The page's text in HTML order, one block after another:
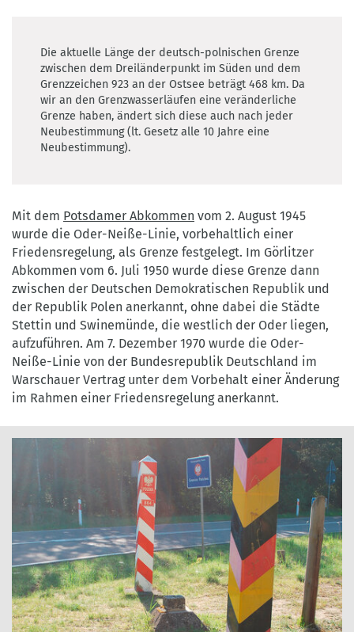
Die aktuelle Länge der deutsch-polnischen Grenze
zwischen dem Dreiländerpunkt im Süden und dem
Grenzzeichen 923 an der Ostsee beträgt 468 km. Da
wir an den Grenzwasserläufen eine veränderliche
Grenze haben, ändert sich diese auch nach jeder
Neubestimmung (lt. Gesetz alle 10 Jahre eine
Neubestimmung).
Mit dem Potsdamer Abkommen vom 2. August 1945
wurde die Oder-Neiße-Linie, vorbehaltlich einer
Friedensregelung, als Grenze festgelegt. Im Görlitzer
Abkommen vom 6. Juli 1950 wurde diese Grenze dann
zwischen der Deutschen Demokratischen Republik und
der Republik Polen anerkannt, ohne dabei die Städte
Stettin und Swinemünde, die westlich der Oder liegen,
aufzuführen. Am 7. Dezember 1970 wurde die Oder-
Neiße-Linie von der Bundesrepublik Deutschland im
Warschauer Vertrag unter dem Vorbehalt einer Änderung
im Rahmen einer Friedensregelung anerkannt.